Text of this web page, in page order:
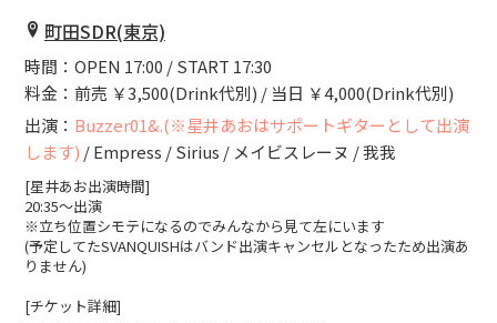
17LIVE
COVER
CONTACT
町田SDR(東京)
時間：OPEN 17:00 / START 17:30
料金：前売 ￥3,500(Drink代別) / 当日 ￥4,000(Drink代別)
出演： Buzzer01&.(※星井あおはサポートギターとして出演
します) / Empress / Sirius / メイビスレーヌ / 我我
[星井あお出演時間]
20:35〜出演
※立ち位置シモテになるのでみんなから見て左にいます
(予定してたSVANQUISHはバンド出演キャンセルとなったため出演あ
りません)
[チケット詳細]